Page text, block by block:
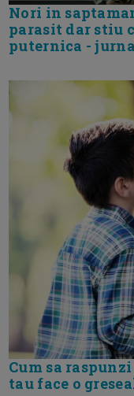
Nori in
parasit dar stiu
puternica -
Cum sa
tau face o